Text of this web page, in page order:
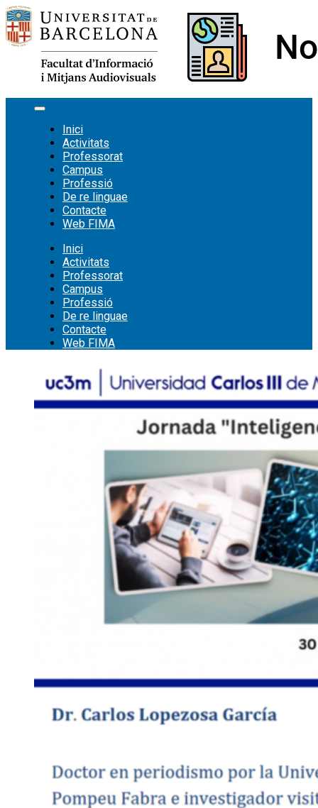
Vés
al
contingut
Inici
Activitats
Professorat
Campus
Professió
De re linguae
Contacte
Web FIMA
Inici
Activitats
Professorat
Campus
Professió
De re linguae
Contacte
Web FIMA
Cerca: